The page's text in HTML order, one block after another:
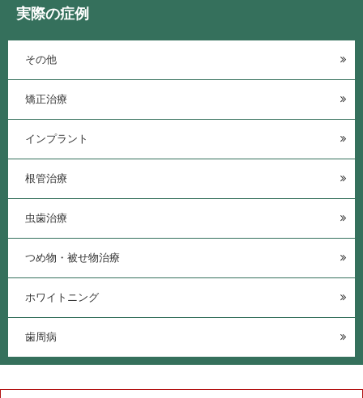
実際の症例
その他
矯正治療
インプラント
根管治療
虫歯治療
つめ物・被せ物治療
ホワイトニング
歯周病